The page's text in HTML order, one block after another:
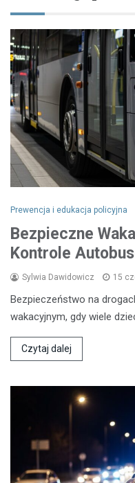
Prewencja i edukacja policyjna
Bezpieczne
Kontrole
Sylwia Dawidowicz 15
Bezpieczeństwo na
wakacyjnym, gdy wiele
Czytaj dalej